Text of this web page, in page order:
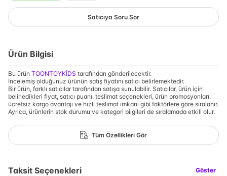
Satıcıya Soru Sor
Ürün Bilgisi
Bu ürün TOONTOYKİDS tarafından gönderilecektir.
İncelemiş olduğunuz ürünün satış fiyatını satıcı belirlemektedir.
Bir ürün, farklı satıcılar tarafından satışa sunulabilir. Satıcılar, ürün için
belirledikleri fiyat, satıcı puanı, teslimat seçenekleri, ürün promosyonları,
ücretsiz kargo avantajı ve hızlı teslimat imkanı gibi faktörlere göre sıralanır.
Ayrıca, ürünlerin stok durumu ve kategori bilgileri de sıralamada etkili olur.
Tüm Özellikleri Gör
Taksit Seçenekleri Göster